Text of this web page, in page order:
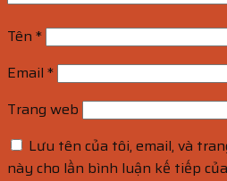
Tên *
Email *
Trang web
Lưu tên của tôi, email, và
này cho lần bình luận kế tiếp